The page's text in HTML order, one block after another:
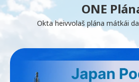
ONE
Okta heivvolaš plána mátkái